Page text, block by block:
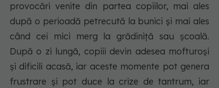
provocări venite din partea copiilor, mai ales
după o perioadă petrecută la bunici și mai ales
când cei mici merg la grădiniță sau școală.
După o zi lungă, copiii devin adesea mofturoși
și dificili acasă, iar aceste momente pot genera
frustrare și pot duce la crize de tantrum, iar